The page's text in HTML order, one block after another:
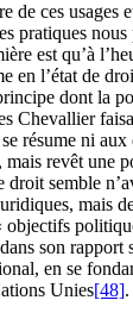
de ces usages
pratiques
est qu’à
en l’état de
dont la
Chevallier
résume ni
revêt une
droit semble
mais
objectifs
son rapport
en se
Unies[48].